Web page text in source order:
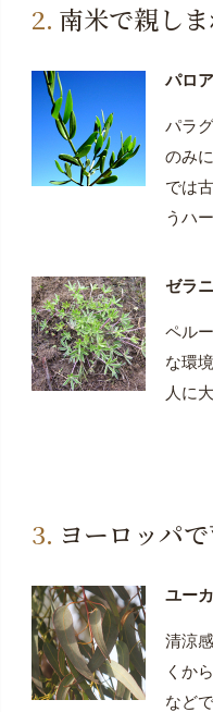
南米で親し
パロ
パラ
のみ
では
うハ
ゼラ
ペル
な環
人に
ヨーロッパ
ユー
清涼
くか
など